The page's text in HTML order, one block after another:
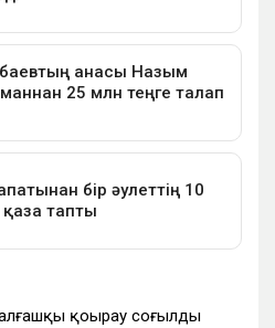
алғашқы қоңырау соғылды